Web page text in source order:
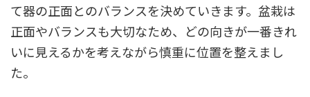
て器の正面とのバランスを決めていきます。盆栽は
正面やバランスも大切なため、どの向きが一番きれ
いに見えるかを考えながら慎重に位置を整えまし
た。